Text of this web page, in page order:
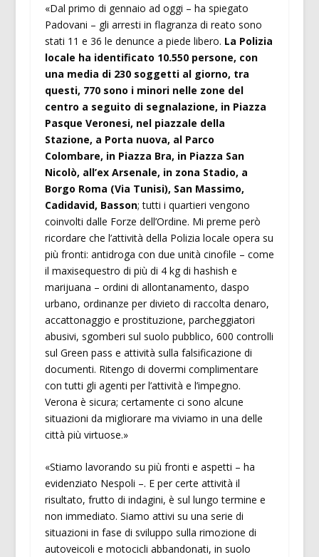
«Dal primo di gennaio ad oggi – ha spiegato
Padovani – gli arresti in flagranza di reato sono
stati 11 e 36 le denunce a piede libero. La Polizia
locale ha identificato 10.550 persone, con
una media di 230 soggetti al giorno, tra
questi, 770 sono i minori nelle zone del
centro a seguito di segnalazione, in Piazza
Pasque Veronesi, nel piazzale della
Stazione, a Porta nuova, al Parco
Colombare, in Piazza Bra, in Piazza San
Nicolò, all’ex Arsenale, in zona Stadio, a
Borgo Roma (Via Tunisi), San Massimo,
Cadidavid, Basson; tutti i quartieri vengono
coinvolti dalle Forze dell’Ordine. Mi preme però
ricordare che l’attività della Polizia locale opera su
più fronti: antidroga con due unità cinofile – come
il maxisequestro di più di 4 kg di hashish e
marijuana – ordini di allontanamento, daspo
urbano, ordinanze per divieto di raccolta denaro,
accattonaggio e prostituzione, parcheggiatori
abusivi, sgomberi sul suolo pubblico, 600 controlli
sul Green pass e attività sulla falsificazione di
documenti. Ritengo di dovermi complimentare
con tutti gli agenti per l’attività e l’impegno.
Verona è sicura; certamente ci sono alcune
situazioni da migliorare ma viviamo in una delle
città più virtuose.»
«Stiamo lavorando su più fronti e aspetti – ha
evidenziato Nespoli –. E per certe attività il
risultato, frutto di indagini, è sul lungo termine e
non immediato. Siamo attivi su una serie di
situazioni in fase di sviluppo sulla rimozione di
autoveicoli e motocicli abbandonati, in suolo